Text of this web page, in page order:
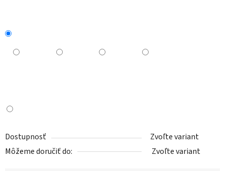
Dostupnosť
Zvoľte variant
Môžeme doručiť do:
Zvoľte variant